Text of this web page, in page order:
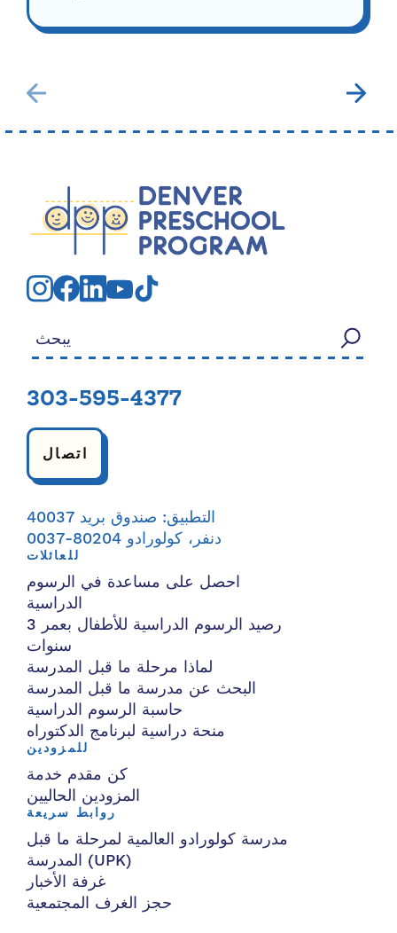
303-595-4377
اتصال
التطبيق: صندوق بريد 40037
دنفر، كولورادو 80204-0037
للعائلات
احصل على مساعدة في الرسوم
الدراسية
رصيد الرسوم الدراسية للأطفال بعمر 3
سنوات
لماذا مرحلة ما قبل المدرسة
البحث عن مدرسة ما قبل المدرسة
حاسبة الرسوم الدراسية
منحة دراسية لبرنامج الدكتوراه
للمزودين
كن مقدم خدمة
المزودين الحاليين
روابط سريعة
مدرسة كولورادو العالمية لمرحلة ما قبل
المدرسة (UPK)
غرفة الأخبار
حجز الغرف المجتمعية